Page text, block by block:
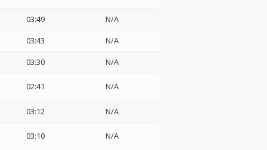
03:49
N/A
03:43
N/A
03:30 N/A
02:41 N/A
03:12 N/A
03:10 N/A